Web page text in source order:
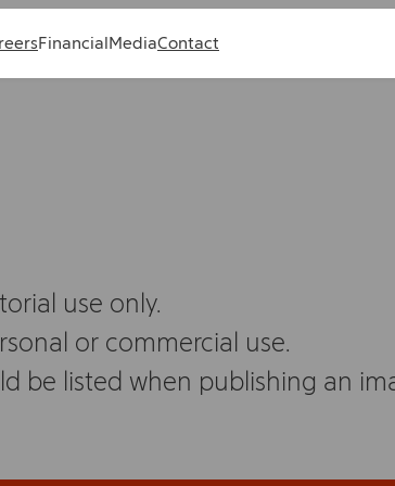
FinancialMediaContact
use only.
or commercial use.
be listed when publishing an